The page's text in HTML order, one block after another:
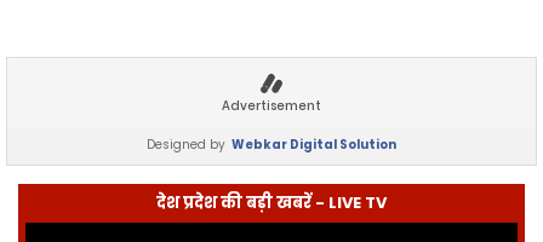
Advertisement
Designed by Webkar Digital Solution
देश प्रदेश की बड़ी खबरें - LIVE TV